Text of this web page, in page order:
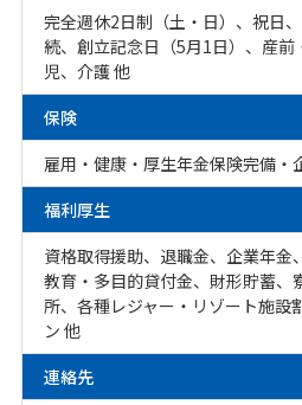
完全週休2日制（土・日）、祝日
続、創立記念日（5月1日）、産
児、介護 他
保険
雇用・健康・厚生年金保険完備・
福利厚生
資格取得援助、退職金、企業年金
教育・多目的貸付金、財形貯蓄、
所、各種レジャー・リゾート施設
ン 他
連絡先